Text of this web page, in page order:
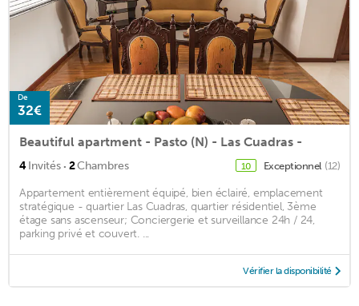
De
32€
Beautiful apartment - Pasto (N) - Las Cuadras -
4Invités · 2Chambres 10 Exceptionnel (12)
Appartement entièrement équipé, bien éclairé, emplacement
stratégique - quartier Las Cuadras, quartier résidentiel, 3ème
étage sans ascenseur; Conciergerie et surveillance 24h / 24,
parking privé et couvert. ...
Vérifier la disponibilité